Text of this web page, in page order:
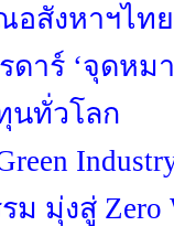
สังหาฯไท
ดาร์ ‘จุดห
นทั่วโลก
มุ่งสู่ Zero